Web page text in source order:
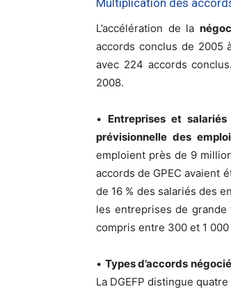
Multiplication des
L’accélération de la
accords conclus de 2005
avec 224 accords
2008.
• Entreprises et salariés
prévisionnelle des
emploient près de 9
accords de GPEC avaient
de 16 % des salariés des
les entreprises de
compris entre 300 et 1
• Types d’accords
La DGEFP distingue quatre